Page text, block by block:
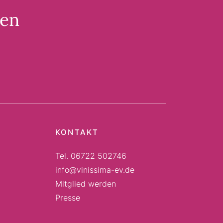
KONTAKT
Tel. 06722 502746
info@vinissima-ev.de
Mitglied werden
Presse